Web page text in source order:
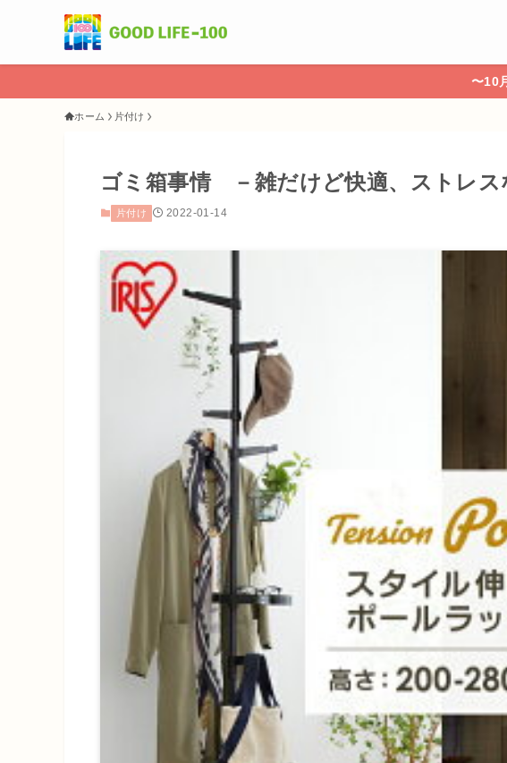
〜10
ホーム 片付け
ゴミ箱事情 －雑だけど快適、ストレス
片付け 2022-01-14